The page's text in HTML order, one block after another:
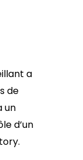
a
de
un
d’un